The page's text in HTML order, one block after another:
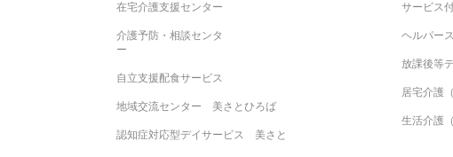
在宅介護支援センター
介護予防・相談センタ
ー
自立支援配食サービス
地域交流センター 美さとひろば
認知症対応型デイサービス 美さと
サービス
ヘルパー
放課後
居宅介護
生活介護